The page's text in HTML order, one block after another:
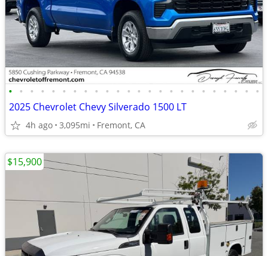
• • • • • • • • • • • • • • • • • • • • • • • •
2025 Chevrolet Chevy Silverado 1500 LT
4h ago 3,095mi Fremont, CA
$15,900